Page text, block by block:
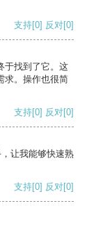
支持[0] 反对[0]
于找到了它。这
求。操作也很简
支持[0] 反对[0]
让我能够快速熟
支持[0] 反对[0]